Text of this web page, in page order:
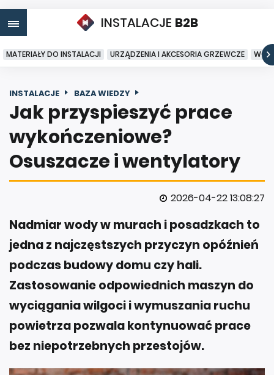
INSTALACJE B2B
MATERIAŁY DO INSTALACJI URZĄDZENIA I AKCESORIA GRZEWCZE
INSTALACJE BAZA WIEDZY
Jak przyspieszyć prace
wykończeniowe?
Osuszacze i wentylatory
2026-04-22 13:08:27
Nadmiar wody w murach i posadzkach to
jedna z najczęstszych przyczyn opóźnień
podczas budowy domu czy hali.
Zastosowanie odpowiednich maszyn do
wyciągania wilgoci i wymuszania ruchu
powietrza pozwala kontynuować prace
bez niepotrzebnych przestojów.